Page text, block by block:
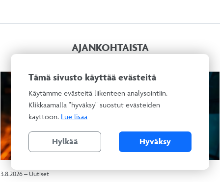
AJANKOHTAISTA
3.8.2026 – Uutiset
Tämä sivusto käyttää evästeitä
Käytämme evästeitä liikenteen analysointiin.
Klikkaamalla "hyväksy" suostut evästeiden
käyttöön. Lue lisää
Hylkää Hyväksy